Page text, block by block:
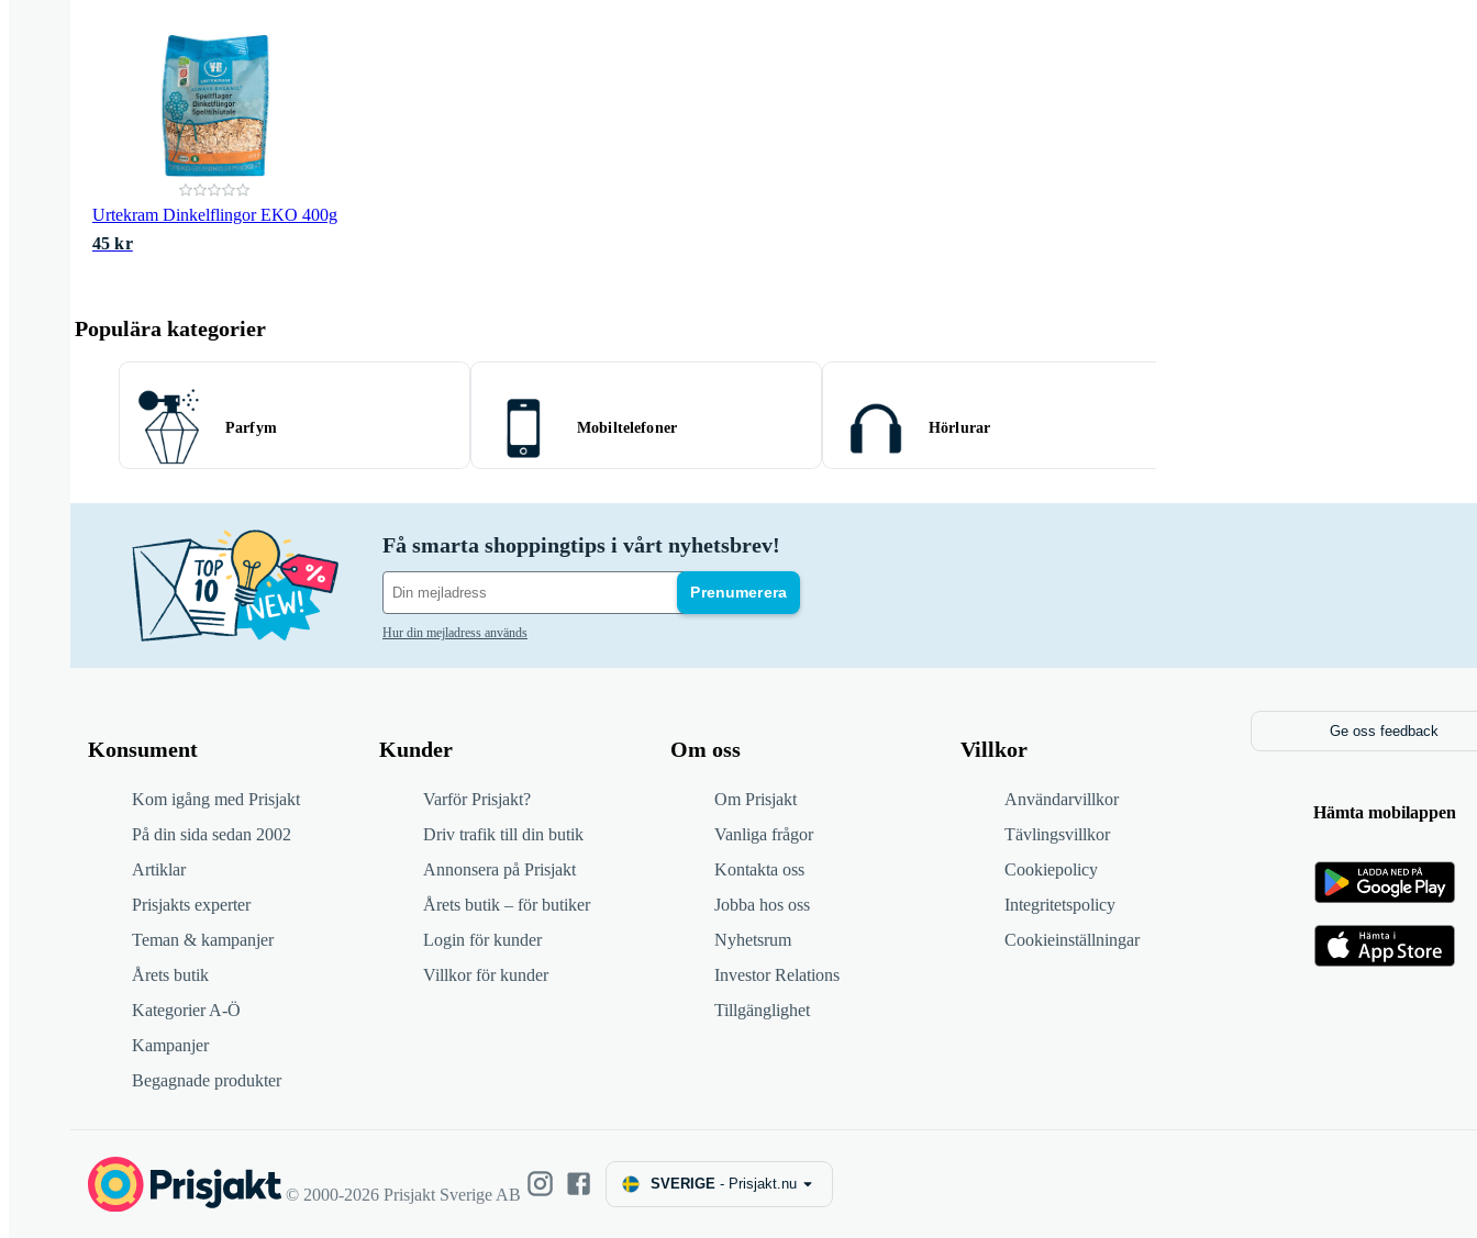
Urtekram Dinkelflingor EKO 400g
45 kr
Populära kategorier
Parfym Mobiltelefoner Hörlurar
Få smarta shoppingtips i vårt nyhetsbrev!
Prenumerera
Hur din mejladress används
Konsument
Kom igång med Prisjakt
På din sida sedan 2002
Artiklar
Prisjakts experter
Teman & kampanjer
Årets butik
Kategorier A-Ö
Kampanjer
Begagnade produkter
Kunder
Varför Prisjakt?
Driv trafik till din butik
Annonsera på Prisjakt
Årets butik – för butiker
Login för kunder
Villkor för kunder
Om oss
Om Prisjakt
Vanliga frågor
Kontakta oss
Jobba hos oss
Nyhetsrum
Investor Relations
Tillgänglighet
Villkor
Användarvillkor
Tävlingsvillkor
Cookiepolicy
Integritetspolicy
Cookieinställningar
Ge oss feedback
Hämta mobilappen
© 2000-2026 Prisjakt Sverige AB
SVERIGE - Prisjakt.nu